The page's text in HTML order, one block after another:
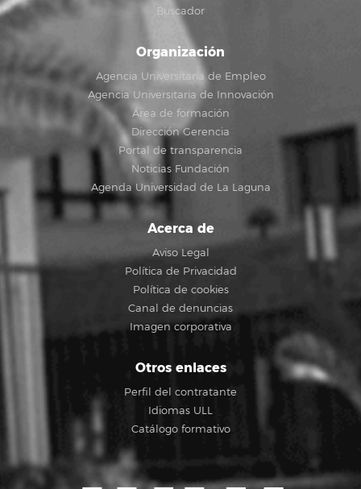
Buscador
Organización
Agencia Universitaria de Empleo
Agencia Universitaria de Innovación
Área de formación
Dirección Gerencia
Portal de transparencia
Noticias Fundación
Agenda Universidad de La Laguna
Acerca de
Aviso Legal
Política de Privacidad
Política de cookies
Canal de denuncias
Imagen corporativa
Otros enlaces
Perfil del contratante
Idiomas ULL
Catálogo formativo